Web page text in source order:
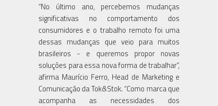
“No último ano, percebemos mudanças
significativas no comportamento dos
consumidores e o trabalho remoto foi uma
dessas mudanças que veio para muitos
brasileiros - e queremos propor novas
soluções para essa nova forma de trabalhar”,
afirma Maurício Ferro, Head de Marketing e
Comunicação da Tok&Stok. “Como marca que
acompanha as necessidades dos